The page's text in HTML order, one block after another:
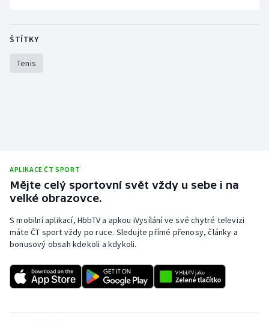
ŠTÍTKY
Tenis
APLIKACE ČT SPORT
Mějte celý sportovní svět vždy u sebe i na
velké obrazovce.
S mobilní aplikací, HbbTV a apkou iVysílání ve své chytré televizi
máte ČT sport vždy po ruce. Sledujte přímé přenosy, články a
bonusový obsah kdekoli a kdykoli.